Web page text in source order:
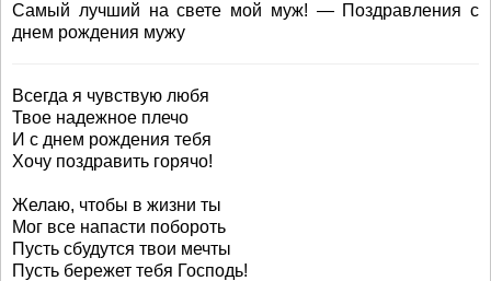
Самый лучший на свете мой муж! — Поздравления с
днем рождения мужу
Всегда я чувствую любя
Твое надежное плечо
И с днем рождения тебя
Хочу поздравить горячо!
Желаю, чтобы в жизни ты
Мог все напасти побороть
Пусть сбудутся твои мечты
Пусть бережет тебя Господь!